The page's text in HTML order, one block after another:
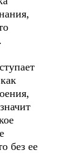
без ее